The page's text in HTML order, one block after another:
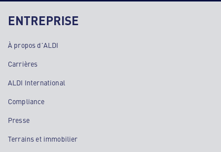
ENTREPRISE
À propos d'ALDI
Carrières
ALDI International
Compliance
Presse
Terrains et immobilier